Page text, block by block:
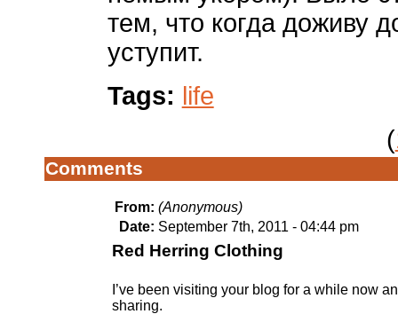
тем, что когда доживу
уступит.
Tags: life
(
Comments
From: (Anonymous)
Date: September 7th, 2011 - 04:44 pm
Red Herring Clothing
I’ve been visiting your blog for a while now
sharing.